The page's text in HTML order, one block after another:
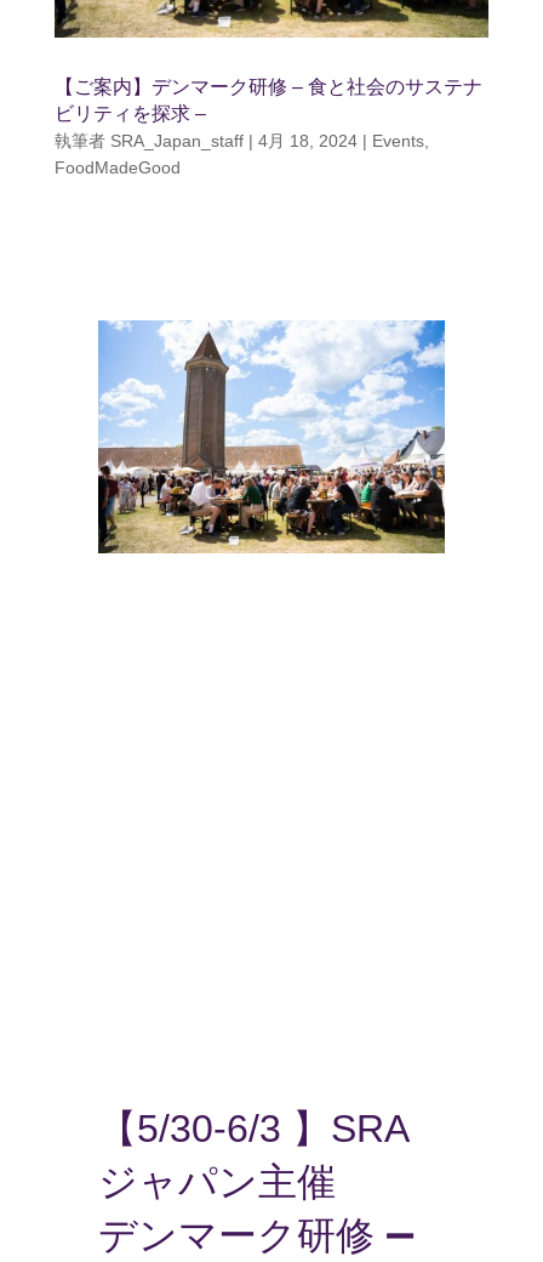
【ご案内】デンマーク研修 – 食と社会のサステナ
ビリティを探求 –
執筆者 SRA_Japan_staff| 4月 18, 2024| Events,
FoodMadeGood
【5/30-6/3 】SRA
ジャパン主催
デンマーク研修 ➖